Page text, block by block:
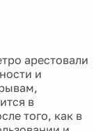
арестовали
и
в
того, как в